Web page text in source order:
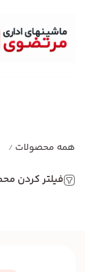
همه محصولات /
فیلتر کردن